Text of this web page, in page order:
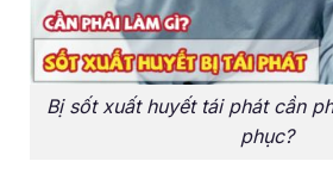
Bị sốt xuất huyết tái phát cần
phục?